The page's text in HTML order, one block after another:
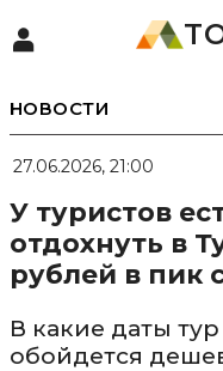
НОВОСТИ
27.06.2026, 21:00
У туристов
отдохнуть в
рублей в пик
В какие даты
обойдется